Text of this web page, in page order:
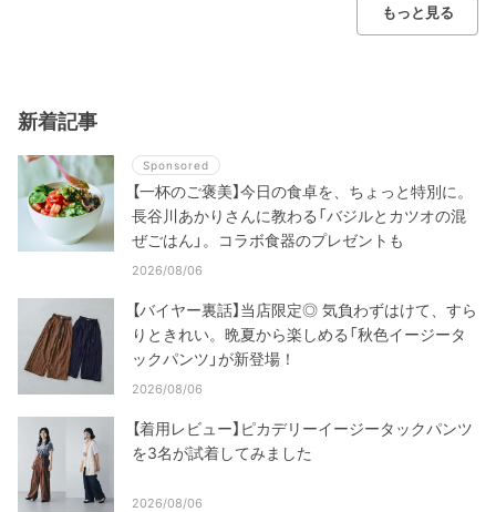
もっと見る
新着記事
Sponsored
【一杯のご褒美】今日の食卓を、ちょっと特別に。
長谷川あかりさんに教わる「バジルとカツオの混
ぜごはん」。コラボ食器のプレゼントも
2026/08/06
【バイヤー裏話】当店限定◎ 気負わずはけて、すら
りときれい。晩夏から楽しめる「秋色イージータ
ックパンツ」が新登場！
2026/08/06
【着用レビュー】ピカデリーイージータックパンツ
を3名が試着してみました
2026/08/06